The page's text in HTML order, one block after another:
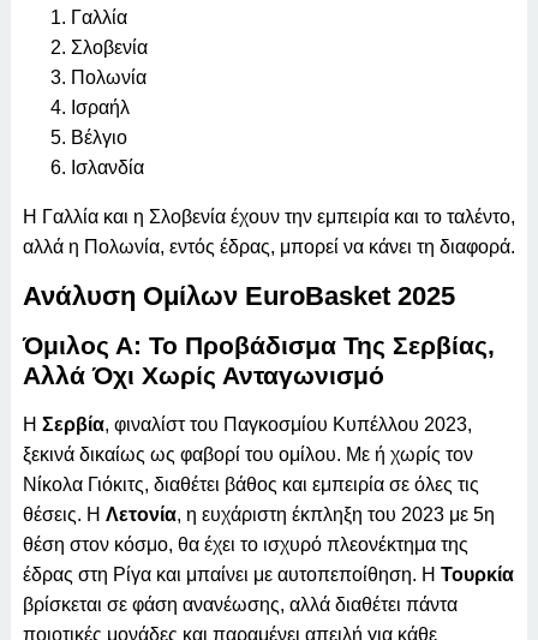
Γαλλία
Σλοβενία
Πολωνία
Ισραήλ
Βέλγιο
Ισλανδία
Η Γαλλία και η Σλοβενία έχουν την εμπειρία και το ταλέντο,
αλλά η Πολωνία, εντός έδρας, μπορεί να κάνει τη διαφορά.
Ανάλυση Ομίλων EuroBasket 2025
Όμιλος Α: Το Προβάδισμα Της Σερβίας,
Αλλά Όχι Χωρίς Ανταγωνισμό
Η Σερβία, φιναλίστ του Παγκοσμίου Κυπέλλου 2023,
ξεκινά δικαίως ως φαβορί του ομίλου. Με ή χωρίς τον
Νίκολα Γιόκιτς, διαθέτει βάθος και εμπειρία σε όλες τις
θέσεις. Η Λετονία, η ευχάριστη έκπληξη του 2023 με 5η
θέση στον κόσμο, θα έχει το ισχυρό πλεονέκτημα της
έδρας στη Ρίγα και μπαίνει με αυτοπεποίθηση. Η Τουρκία
βρίσκεται σε φάση ανανέωσης, αλλά διαθέτει πάντα
ποιοτικές μονάδες και παραμένει απειλή για κάθε